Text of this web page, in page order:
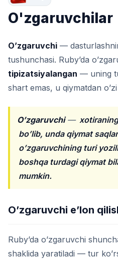
O'zgaruvchilar
O’zgaruvchi —
tushunchasi. Ruby’da
tipizatsiyalangan — uning
shart emas, u qiymatdan
O’zgaruvchi—
bo’lib, unda qiymat
o’zgaruvchining turi
boshqa turdagi qiymat
mumkin.
O’zgaruvchi e’lon
Ruby’da o’zgaruvchi
shaklida yaratiladi — tur